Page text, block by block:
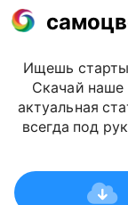
Ищешь старты
Скачай наше
актуальная
всегда под